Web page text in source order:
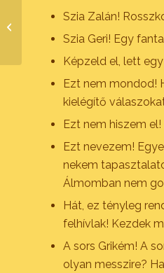
Szia Zalán!
Szia Geri! Egy
Képzeld el, lett
Ezt nem mondod!
kielégítő
Ezt nem hiszem
Ezt nevezem!
nekem
Álmomban nem
Hát, ez tényleg
felhívlak! Kezdek
A sors Grikém! A
olyan messzire?
A kulcsrakész ház
fogalma régen és most